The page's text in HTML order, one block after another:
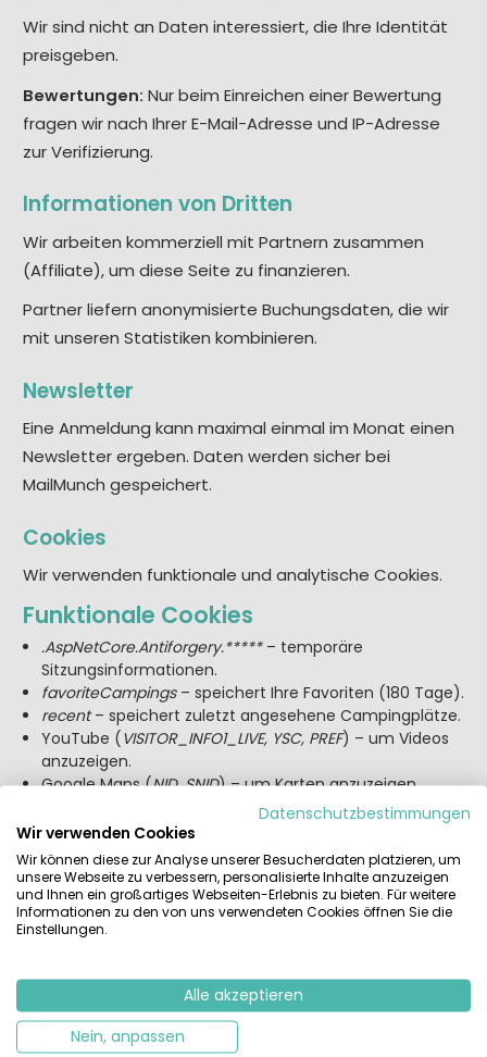
Wir sind nicht an Daten interessiert, die Ihre Identität
preisgeben.
Bewertungen: Nur beim Einreichen einer Bewertung
fragen wir nach Ihrer E-Mail-Adresse und IP-Adresse
zur Verifizierung.
Informationen von Dritten
Wir arbeiten kommerziell mit Partnern zusammen
(Affiliate), um diese Seite zu finanzieren.
Partner liefern anonymisierte Buchungsdaten, die wir
mit unseren Statistiken kombinieren.
Newsletter
Eine Anmeldung kann maximal einmal im Monat einen
Newsletter ergeben. Daten werden sicher bei
MailMunch gespeichert.
Cookies
Wir verwenden funktionale und analytische Cookies.
Funktionale Cookies
.AspNetCore.Antiforgery.*****– temporäre
Sitzungsinformationen.
favoriteCampings– speichert Ihre Favoriten (180 Tage).
recent– speichert zuletzt angesehene Campingplätze.
YouTube (VISITOR_INFO1_LIVE, YSC, PREF) – um Videos
anzuzeigen.
Google Maps (NID, SNID) – um Karten anzuzeigen.
– registriert Ihre Cookie-Wahl.
cookiefirst-id– registriert Ihre Cookie-Wahl.
Analytische Cookies (Google
Analytics)
_ga– unterscheidet Benutzer/Sitzungen.
_gat– begrenzt die Anfragenrate.
Für Analytics verwenden wir datenschutzfreundliche
Einstellungen: IP-Anonymisierung und keine
Datenschutzbestimmungen
Wir verwenden Cookies
Wir können diese zur Analyse unserer Besucherdaten platzieren, um
unsere Webseite zu verbessern, personalisierte Inhalte anzuzeigen
und Ihnen ein großartiges Webseiten-Erlebnis zu bieten. Für weitere
Informationen zu den von uns verwendeten Cookies öffnen Sie die
Einstellungen.
Alle akzeptieren
Nein, anpassen